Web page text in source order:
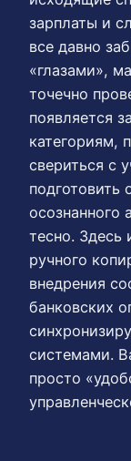
зарплаты и
все давно
«глазами»,
точечно
появляется
категориям,
свериться с
подготовить
осознанного
тесно. Здесь
ручного
внедрения
банковских
системами.
просто